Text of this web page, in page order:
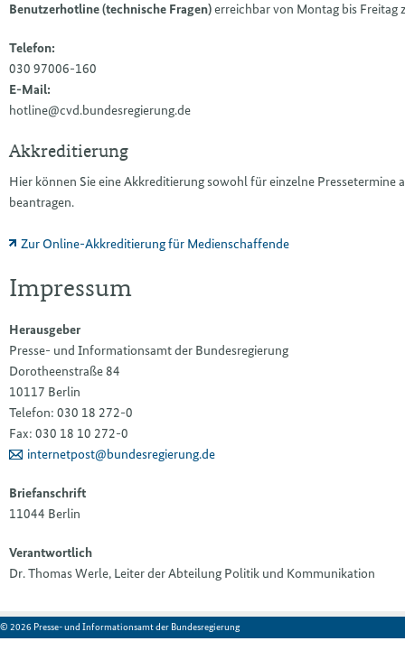
Benutzerhotline (technische Fragen)erreichbar von Montag bis
Telefon:
030 97006-160
E-Mail:
hotline@cvd.bundesregierung.de
Akkreditierung
Hier können Sie eine Akkreditierung sowohl für einzelne Pressetermine
beantragen.
Zur Online-Akkreditierung für Medienschaffende
Impressum
Herausgeber
Presse- und Informationsamt der Bundesregierung
Dorotheenstraße 84
10117 Berlin
Telefon: 030 18 272-0
Fax: 030 18 10 272-0
internetpost@bundesregierung.de
Briefanschrift
11044 Berlin
Verantwortlich
Dr. Thomas Werle, Leiter der Abteilung Politik und Kommunikation
© 2026 Presse- und Informationsamt der Bundesregierung